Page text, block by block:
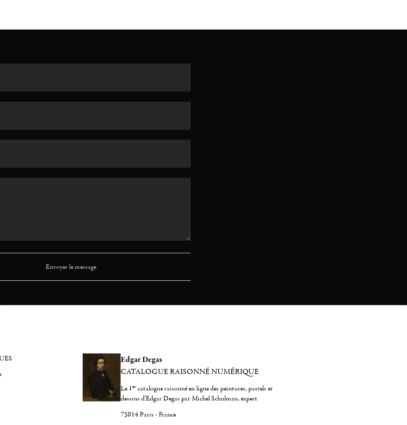
Edgar Degas
CATALOGUE RAISONNÉ NUMÉRIQUE
Le 1er catalogue raisonné en ligne des peintures, pastels et
dessins d'Edgar Degas par Michel Schulman, expert
75014 Paris - France